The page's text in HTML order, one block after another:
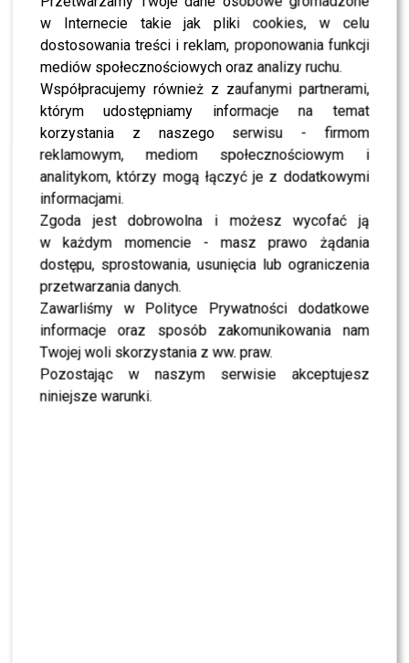
w Internecie takie jak pliki cookies, w celu
dostosowania treści i reklam, proponowania funkcji
mediów społecznościowych oraz analizy ruchu.
Współpracujemy również z zaufanymi partnerami,
którym udostępniamy informacje na temat
korzystania z naszego serwisu - firmom
reklamowym, mediom społecznościowym i
analitykom, którzy mogą łączyć je z dodatkowymi
informacjami.
Zgoda jest dobrowolna i możesz wycofać ją
w każdym momencie - masz prawo żądania
dostępu, sprostowania, usunięcia lub ograniczenia
przetwarzania danych.
Zawarliśmy w Polityce Prywatności dodatkowe
informacje oraz sposób zakomunikowania nam
Twojej woli skorzystania z ww. praw.
Pozostając w naszym serwisie akceptujesz
niniejsze warunki.
kombinezonu założyła puchową kurtkę w tym samym
kolorze. Podobny zabieg wykorzystałaGabi
Drzewiecka, która wybrała outfit w jaskrawym, żółtym
kolorze.
Obejrzyjcie naszą galerię kurtek!
ZOBACZ RÓWNIEŻ- The Four. Bitwa o sławę: poznaj
zwycięzcę pierwszej edycji programu